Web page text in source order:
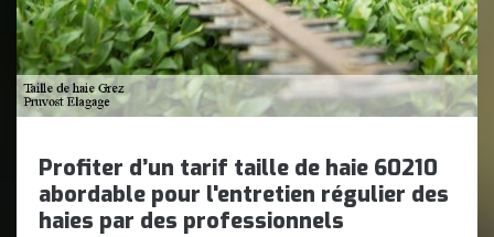
Profiter d’un tarif taille de haie 60210
abordable pour l'entretien régulier des
haies par des professionnels